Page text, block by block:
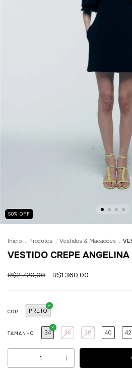
50% OFF
Início . Produtos . Vestidos & Macacões .
VESTIDO CREPE ANGELINA
R$2.720,00 R$1.360,00
COR PRETO
TAMANHO 34 36 38 40 42